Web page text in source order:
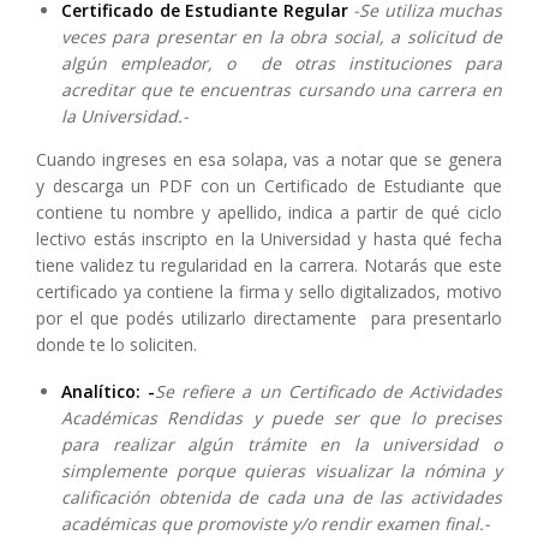
Certificado de Estudiante Regular -Se utiliza muchas
veces para presentar en la obra social, a solicitud de
algún empleador, o de otras instituciones para
acreditar que te encuentras cursando una carrera en
la Universidad.-
Cuando ingreses en esa solapa, vas a notar que se genera
y descarga un PDF con un Certificado de Estudiante que
contiene tu nombre y apellido, indica a partir de qué ciclo
lectivo estás inscripto en la Universidad y hasta qué fecha
tiene validez tu regularidad en la carrera. Notarás que este
certificado ya contiene la firma y sello digitalizados, motivo
por el que podés utilizarlo directamente para presentarlo
donde te lo soliciten.
Analítico: -Se refiere a un Certificado de Actividades
Académicas Rendidasy puede ser que lo precises
para realizar algún trámite en la universidad o
simplemente porque quieras visualizar la nómina y
calificación obtenida de cada una de las actividades
académicas que promoviste y/o rendir examen final.-